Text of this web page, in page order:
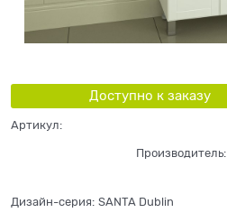
Доступно к заказу
Артикул:
Производитель:
Дизайн-серия: SANTA Dublin